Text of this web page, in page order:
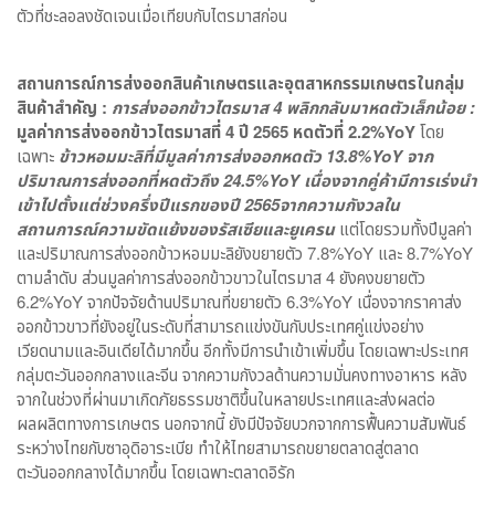
ตัวที่ชะลอลงชัดเจนเมื่อเทียบกับไตรมาสก่อน
สถานการณ์การส่งออกสินค้าเกษตรและอุตสาหกรรมเกษตรในกลุ่ม
สินค้าสำคัญ : การส่งออกข้าวไตรมาส 4 พลิกกลับมาหดตัวเล็กน้อย :
มูลค่าการส่งออกข้าวไตรมาสที่ 4 ปี 2565 หดตัวที่ 2.2%YoYโดย
เฉพาะ ข้าวหอมมะลิที่มีมูลค่าการส่งออกหดตัว 13.8%YoY จาก
ปริมาณการส่งออกที่หดตัวถึง 24.5%YoY เนื่องจากคู่ค้ามีการเร่งนำ
เข้าไปตั้งแต่ช่วงครึ่งปีแรกของปี 2565จากความกังวลใน
สถานการณ์ความขัดแย้งของรัสเซียและยูเครนแต่โดยรวมทั้งปีมูลค่า
และปริมาณการส่งออกข้าวหอมมะลิยังขยายตัว 7.8%YoY และ 8.7%YoY
ตามลำดับ ส่วนมูลค่าการส่งออกข้าวขาวในไตรมาส 4 ยังคงขยายตัว
6.2%YoY จากปัจจัยด้านปริมาณที่ขยายตัว 6.3%YoY เนื่องจากราคาส่ง
ออกข้าวขาวที่ยังอยู่ในระดับที่สามารถแข่งขันกับประเทศคู่แข่งอย่าง
เวียดนามและอินเดียได้มากขึ้น อีกทั้งมีการนำเข้าเพิ่มขึ้น โดยเฉพาะประเทศ
กลุ่มตะวันออกกลางและจีน จากความกังวลด้านความมั่นคงทางอาหาร หลัง
จากในช่วงที่ผ่านมาเกิดภัยธรรมชาติขึ้นในหลายประเทศและส่งผลต่อ
ผลผลิตทางการเกษตร นอกจากนี้ ยังมีปัจจัยบวกจากการฟื้นความสัมพันธ์
ระหว่างไทยกับซาอุดิอาระเบีย ทำให้ไทยสามารถขยายตลาดสู่ตลาด
ตะวันออกกลางได้มากขึ้น โดยเฉพาะตลาดอิรัก